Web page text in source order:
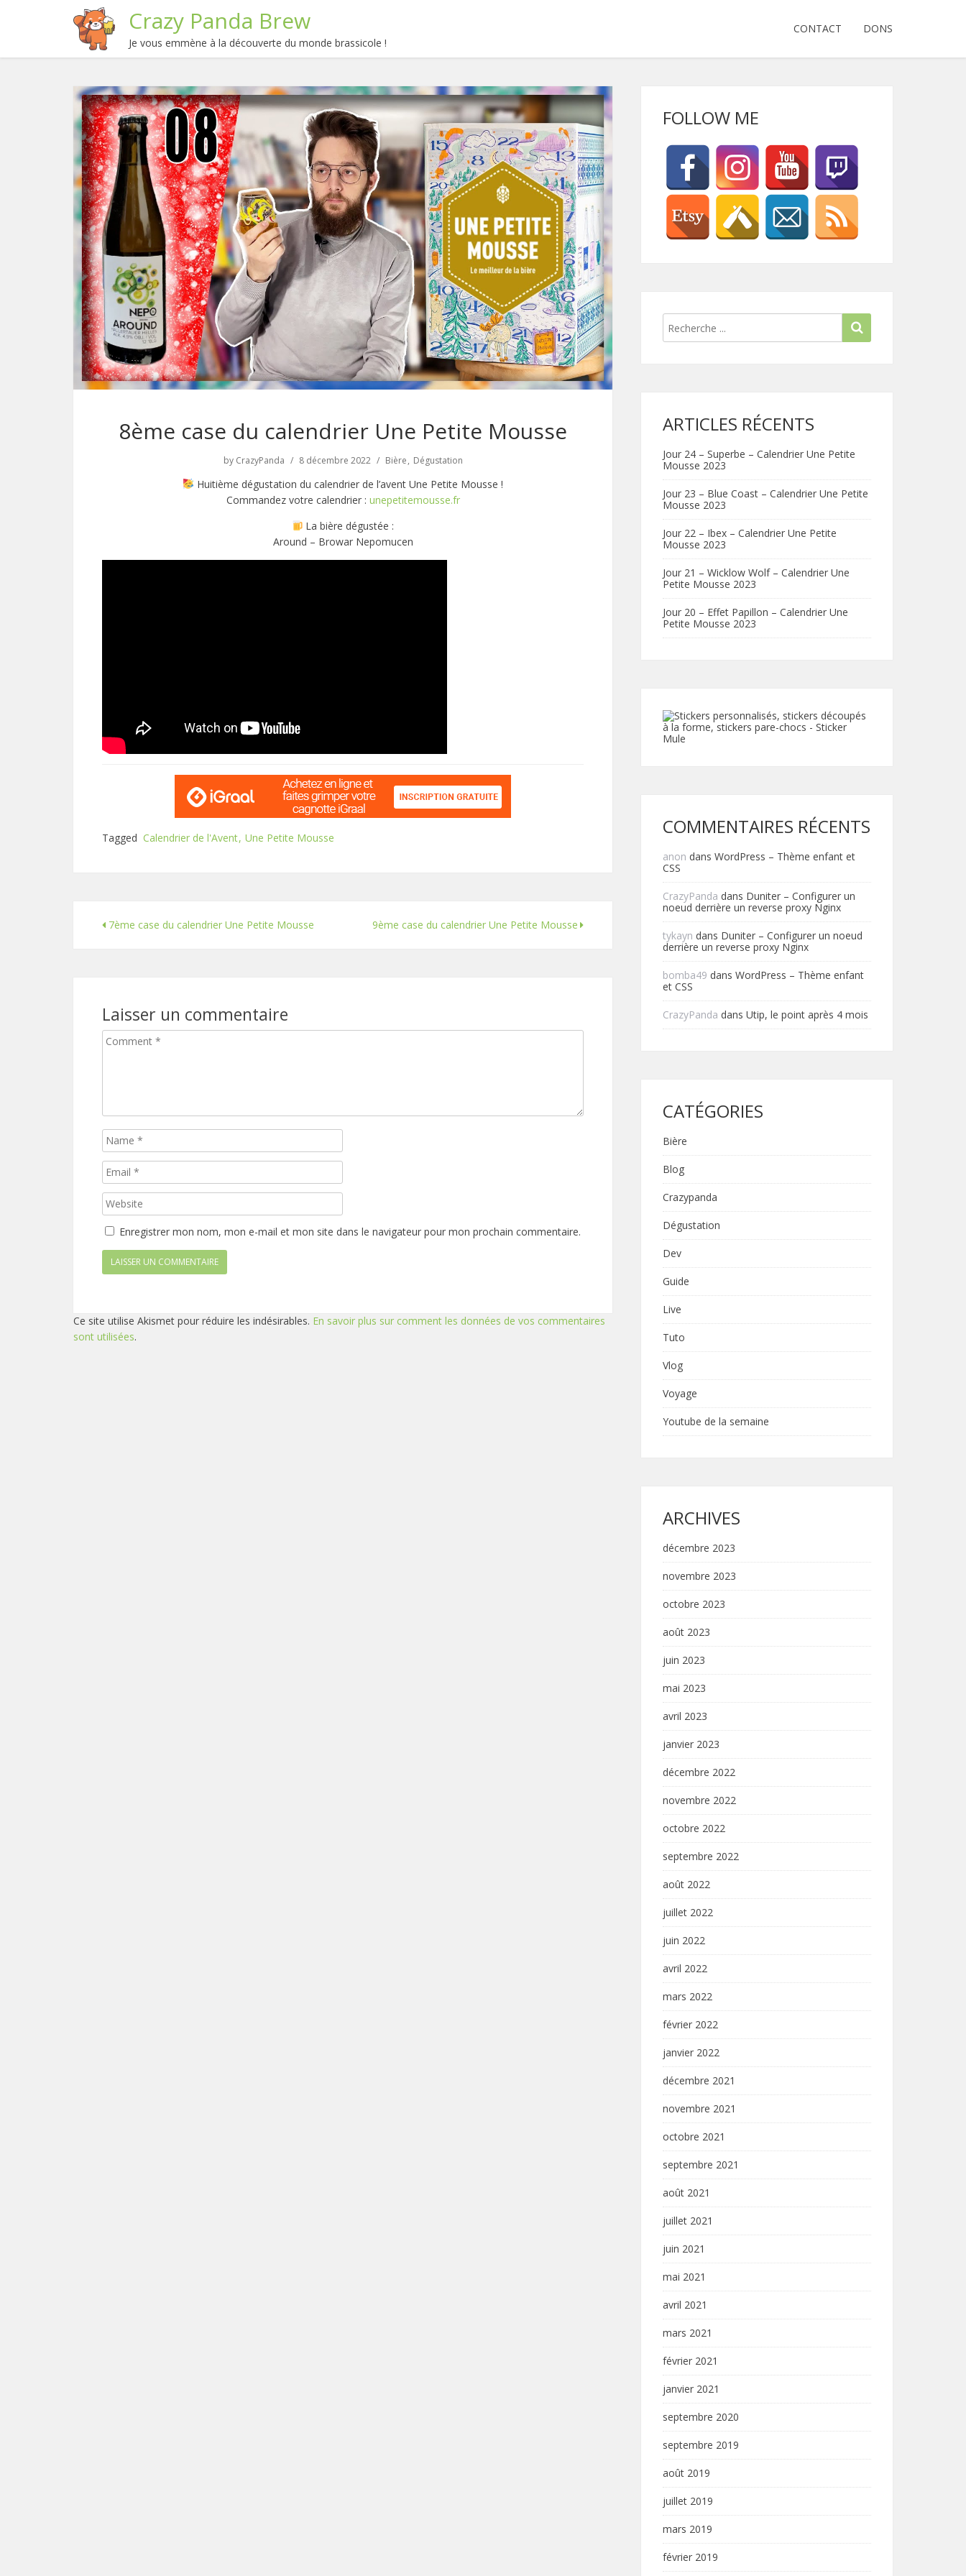
Crazy Panda Brew
Je vous emmène à la découverte du monde brassicole !
CONTACT DONS
8ème case du calendrier Une Petite Mousse
by CrazyPanda 8 décembre 2022 Bière Dégustation
Huitième dégustation du calendrier de l’avent Une Petite Mousse !
Commandez votre calendrier : unepetitemousse.fr
La bière dégustée :
Around – Browar Nepomucen
Tagged Calendrier de l'Avent Une Petite Mousse
7ème case du calendrier Une Petite Mousse 9ème case du calendrier Une Petite Mousse
Laisser un commentaire
Enregistrer mon nom, mon e-mail et mon site dans le navigateur pour mon prochain commentaire.
Ce site utilise Akismet pour réduire les indésirables. En savoir plus sur comment les données de vos commentaires
sont utilisées.
FOLLOW ME
ARTICLES RÉCENTS
Jour 24 – Superbe – Calendrier Une Petite
Mousse 2023
Jour 23 – Blue Coast – Calendrier Une Petite
Mousse 2023
Jour 22 – Ibex – Calendrier Une Petite
Mousse 2023
Jour 21 – Wicklow Wolf – Calendrier Une
Petite Mousse 2023
Jour 20 – Effet Papillon – Calendrier Une
Petite Mousse 2023
COMMENTAIRES RÉCENTS
anon dans WordPress – Thème enfant et
CSS
CrazyPanda dans Duniter – Configurer un
noeud derrière un reverse proxy Nginx
tykayn dans Duniter – Configurer un noeud
derrière un reverse proxy Nginx
bomba49 dans WordPress – Thème enfant
et CSS
CrazyPanda dans Utip, le point après 4 mois
CATÉGORIES
Bière
Blog
Crazypanda
Dégustation
Dev
Guide
Live
Tuto
Vlog
Voyage
Youtube de la semaine
ARCHIVES
décembre 2023
novembre 2023
octobre 2023
août 2023
juin 2023
mai 2023
avril 2023
janvier 2023
décembre 2022
novembre 2022
octobre 2022
septembre 2022
août 2022
juillet 2022
juin 2022
avril 2022
mars 2022
février 2022
janvier 2022
décembre 2021
novembre 2021
octobre 2021
septembre 2021
août 2021
juillet 2021
juin 2021
mai 2021
avril 2021
mars 2021
février 2021
janvier 2021
septembre 2020
septembre 2019
août 2019
juillet 2019
mars 2019
février 2019